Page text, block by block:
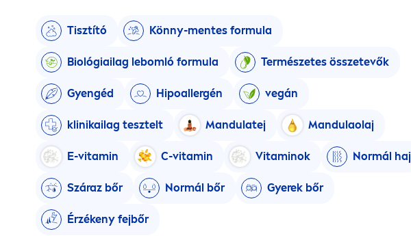
Tisztító Könny-mentes formula
Biológiailag lebomló formula Természetes összetevők
Gyengéd Hipoallergén vegán
klinikailag tesztelt Mandulatej Mandulaolaj
E-vitamin C-vitamin Vitaminok Normál haj
Száraz bőr Normál bőr Gyerek bőr
Érzékeny fejbőr